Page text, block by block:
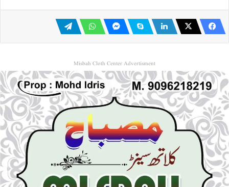
Misbah Cloth Center Advertisment